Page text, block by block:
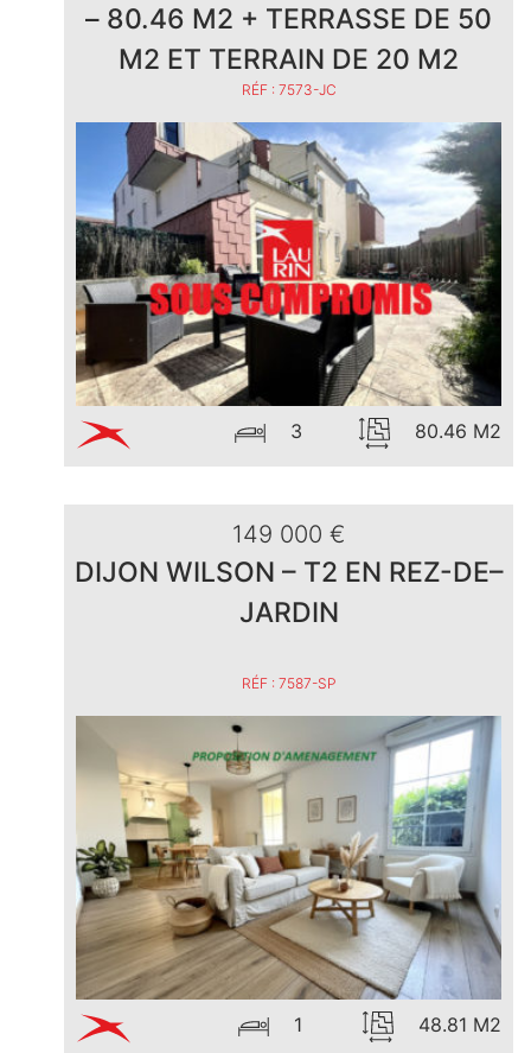
– 80.46 M2 + TERRASSE DE 50
M2 ET TERRAIN DE 20 M2
RÉF : 7573-JC
3 80.46 M2
149 000 €
DIJON WILSON – T2 EN REZ-DE–
JARDIN
RÉF : 7587-SP
1 48.81 M2